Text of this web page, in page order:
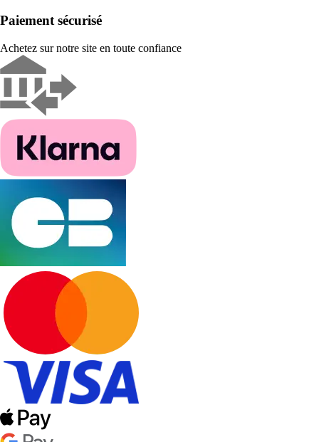
Paiement sécurisé
Achetez sur notre site en toute confiance